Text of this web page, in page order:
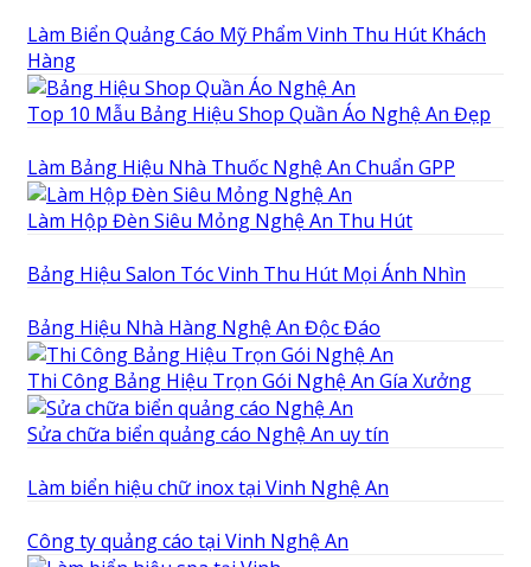
Làm Biển Quảng Cáo Mỹ Phẩm Vinh Thu Hút Khách
Hàng
Top 10 Mẫu Bảng Hiệu Shop Quần Áo Nghệ An Đẹp
Làm Bảng Hiệu Nhà Thuốc Nghệ An Chuẩn GPP
Làm Hộp Đèn Siêu Mỏng Nghệ An Thu Hút
Bảng Hiệu Salon Tóc Vinh Thu Hút Mọi Ánh Nhìn
Bảng Hiệu Nhà Hàng Nghệ An Độc Đáo
Thi Công Bảng Hiệu Trọn Gói Nghệ An Gía Xưởng
Sửa chữa biển quảng cáo Nghệ An uy tín
Làm biển hiệu chữ inox tại Vinh Nghệ An
Công ty quảng cáo tại Vinh Nghệ An